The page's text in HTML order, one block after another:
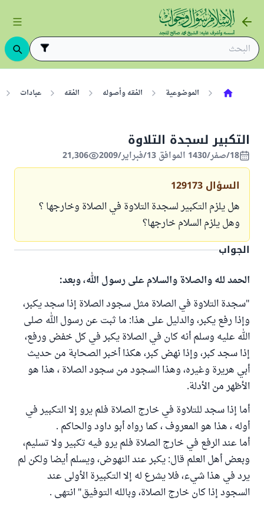
الموضوعية الفقه وأصوله الفقه عبادات
التكبير لسجدة التلاوة
18/صفر/1430 الموافق 13/فبراير/2009 21,306
السؤال 129173
هل يلزم التكبير لسجدة التلاوة في الصلاة وخارجها ؟
وهل يلزم السلام خارجها؟
الجواب
الحمد لله والصلاة والسلام على رسول الله، وبعد:
"سجدة التلاوة في الصلاة مثل سجود الصلاة إذا سجد يكبر،
وإذا رفع يكبر، والدليل على هذا: ما ثبت عن رسول الله صلى
الله عليه وسلم أنه كان في الصلاة يكبر في كل خفض ورفع،
إذا سجد كبر، وإذا نهض كبر، هكذا أخبر الصحابة من حديث
أبي هريرة وغيره، وهذا السجود من سجود الصلاة ، هذا هو
الأظهر من الأدلة.
أما إذا سجد للتلاوة في خارج الصلاة فلم يرو إلا التكبير في
أوله ، هذا هو المعروف ، كما رواه أبو داود والحاكم .
أما عند الرفع في خارج الصلاة فلم يرو فيه تكبير ولا تسليم،
وبعض أهل العلم قال: يكبر عند النهوض، ويسلم أيضا ولكن لم
يرد في هذا شيء، فلا يشرع له إلا التكبيرة الأولى عند
السجود إذا كان خارج الصلاة، وبالله التوفيق" انتهى .